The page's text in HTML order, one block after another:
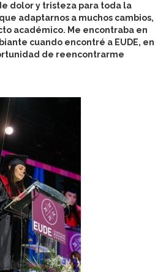
dolor y tristeza para toda la
adaptarnos a muchos cambios,
académico. Me encontraba en
cuando encontré a EUDE, en
de reencontrarme